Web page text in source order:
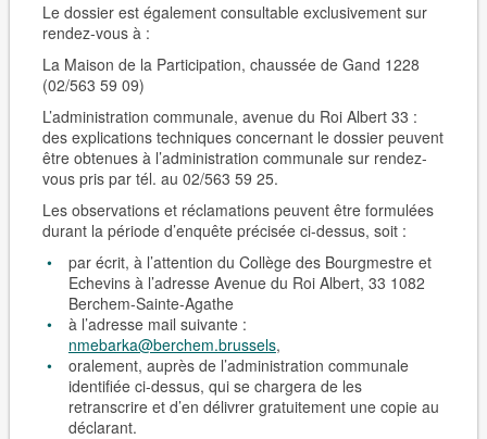
Le dossier est également consultable exclusivement sur
rendez-vousà :
La Maison de la Participation, chaussée de Gand 1228
(02/563 59 09)
L’administration communale, avenue du Roi Albert 33 :
des explications techniques concernant le dossier peuvent
être obtenues à l’administration communale sur rendez-
vous pris par tél. au 02/563 59 25.
Les observations et réclamations peuvent être formulées
durant la période d’enquête précisée ci-dessus, soit :
par écrit, à l’attention du Collège des Bourgmestre et
Echevins à l’adresse Avenue du Roi Albert, 33 1082
Berchem-Sain­te-Agathe
à l’adresse mail suivante :
nmebarka@berchem.brussels,
oralement, auprès de l’administration communale
identifiée ci-dessus, qui se chargera de les
retranscrire et d’en délivrer gratuitement une copie au
déclarant.